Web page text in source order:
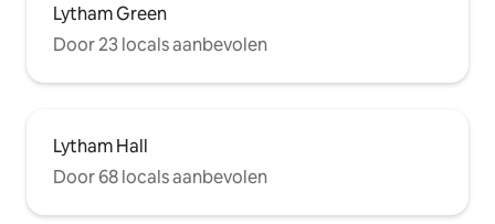
Lytham Green
Door 23 locals aanbevolen
Lytham Hall
Door 68 locals aanbevolen